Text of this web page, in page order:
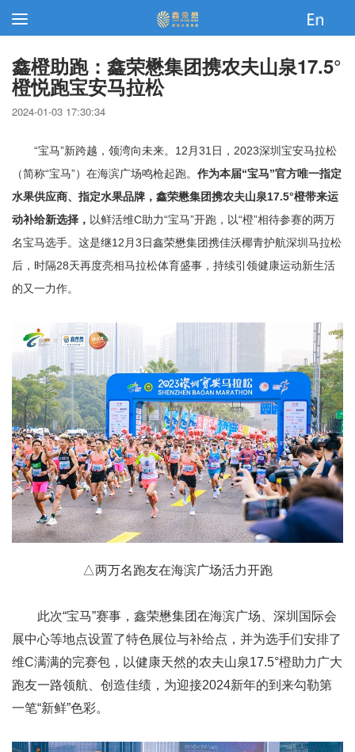
鑫橙助跑：鑫荣懋集团携农夫山泉17.5°
橙悦跑宝安马拉松
2024-01-03 17:30:34
“宝马”新跨越，领湾向未来。12月31日，2023深圳宝安马拉松
（简称“宝马”）在海滨广场鸣枪起跑。 作为本届“宝马”官方唯一指定
水果供应商、指定水果品牌，鑫荣懋集团携农夫山泉17.5°橙带来运
动补给新选择， 以鲜活维C助力“宝马”开跑，以“橙”相待参赛的两万
名宝马选手。这是继12月3日鑫荣懋集团携佳沃椰青护航深圳马拉松
后，时隔28天再度亮相马拉松体育盛事，持续引领健康运动新生活
的又一力作。
△两万名跑友在海滨广场活力开跑
此次“宝马”赛事，鑫荣懋集团在海滨广场、深圳国际会
展中心等地点设置了特色展位与补给点，并为选手们安排了
维C满满的完赛包，以健康天然的农夫山泉17.5°橙助力广大
跑友一路领航、创造佳绩，为迎接2024新年的到来勾勒第
一笔“新鲜”色彩。